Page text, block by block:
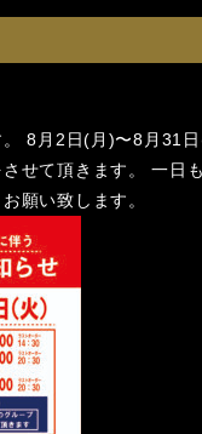
8月2日(月)〜8月31
せて頂きます。 一日
願い致します。